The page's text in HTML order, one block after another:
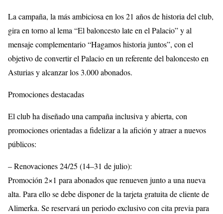
La campaña, la más ambiciosa en los 21 años de historia del club,
gira en torno al lema “El baloncesto late en el Palacio” y al
mensaje complementario “Hagamos historia juntos”, con el
objetivo de convertir el Palacio en un referente del baloncesto en
Asturias y alcanzar los 3.000 abonados.
Promociones destacadas
El club ha diseñado una campaña inclusiva y abierta, con
promociones orientadas a fidelizar a la afición y atraer a nuevos
públicos:
– Renovaciones 24/25 (14–31 de julio):
Promoción 2×1 para abonados que renueven junto a una nueva
alta. Para ello se debe disponer de la tarjeta gratuita de cliente de
Alimerka. Se reservará un periodo exclusivo con cita previa para